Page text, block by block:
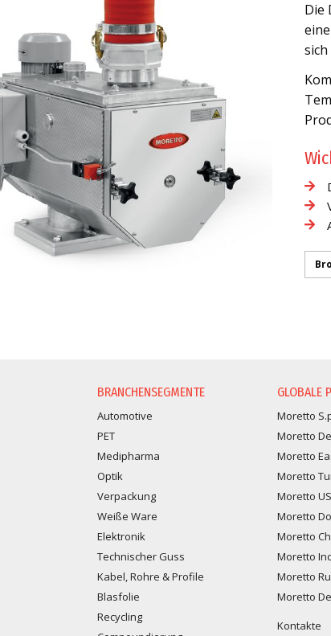
Die
sich
BRANCHENSEGMENTE
Automotive
PET
Medipharma
Optik
Verpackung
Weiße Ware
Elektronik
Technischer Guss
Kabel, Rohre & Profile
Blasfolie
Recycling
GLOBALE
Moretto
Moretto
Moretto
Moretto
Moretto
Moretto
Moretto
Moretto
Moretto
Moretto
Kontakte